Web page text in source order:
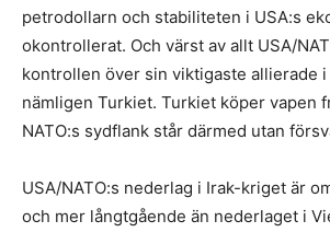
petrodollarn och stabiliteten i USA:s
okontrollerat. Och värst av allt USA/
kontrollen över sin viktigaste allierade
nämligen Turkiet. Turkiet köper vapen
NATO:s sydflank står därmed utan
USA/NATO:s nederlag i Irak-kriget är
och mer långtgående än nederlaget i